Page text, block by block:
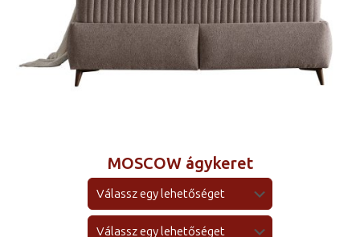
MOSCOW ágykeret